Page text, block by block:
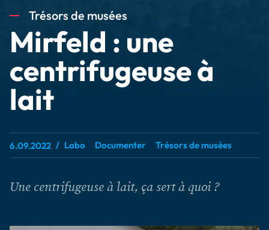
Trésors de musées
Mirfeld : une
centrifugeuse à
lait
6.09.2022 Labo Documenter Trésors de musées
Une centrifugeuse à lait, ça sert à quoi ?